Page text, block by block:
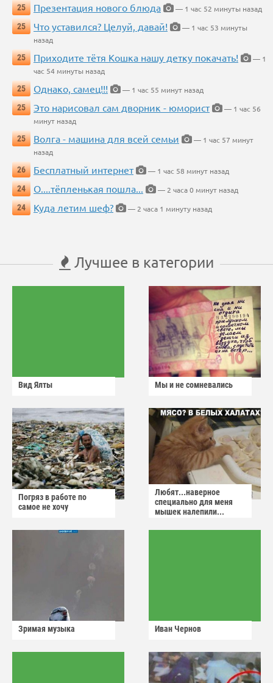
25
Презентация нового блюда
— 1 час 52 минуты назад
25
Что уставился? Целуй, давай!
— 1 час 53 минуты
назад
25
Приходите тётя Кошка нашу детку покачать!
— 1
час 54 минуты назад
25
Однако, самец!!!
— 1 час 55 минут назад
25
Это нарисовал сам дворник - юморист
— 1 час 56
минут назад
25
Волга - машина для всей семьи
— 1 час 57 минут
назад
26
Бесплатный интернет
— 1 час 58 минут назад
24
О....тёпленькая пошла...
— 2 часа 0 минут назад
24
Куда летим шеф? — 2 часа 1 минуту назад
Лучшее в категории
Вид Ялты Мы и не сомневались
Погряз в работе по
самое не хочу
Любят...наверное
специально для меня
мышек налепили...
Зримая музыка Иван Чернов